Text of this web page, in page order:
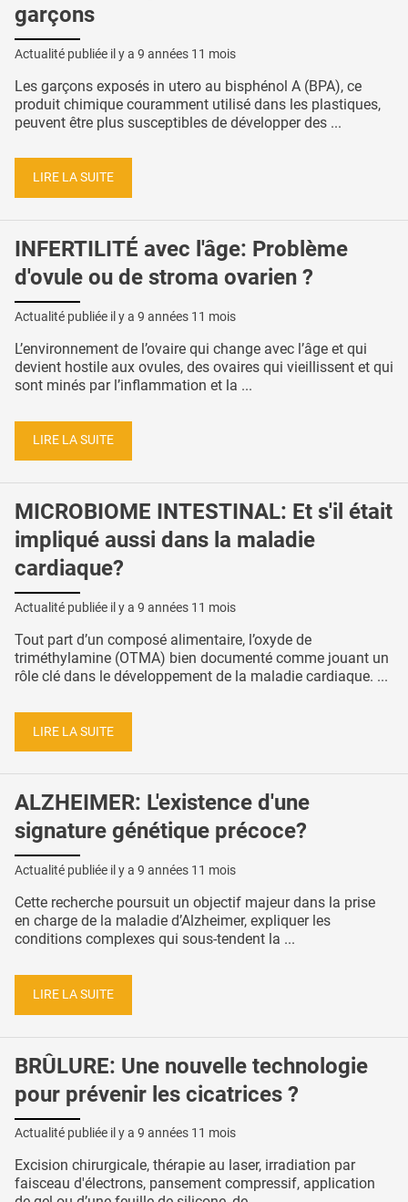
garçons
Actualité publiée il y a 9 années 11 mois
Les garçons exposés in utero au bisphénol A (BPA), ce
produit chimique couramment utilisé dans les plastiques,
peuvent être plus susceptibles de développer des ...
LIRE LA SUITE
INFERTILITÉ avec l'âge: Problème
d'ovule ou de stroma ovarien ?
Actualité publiée il y a 9 années 11 mois
L’environnement de l’ovaire qui change avec l’âge et qui
devient hostile aux ovules, des ovaires qui vieillissent et qui
sont minés par l’inflammation et la ...
LIRE LA SUITE
MICROBIOME INTESTINAL: Et s'il était
impliqué aussi dans la maladie
cardiaque?
Actualité publiée il y a 9 années 11 mois
Tout part d’un composé alimentaire, l’oxyde de
triméthylamine (OTMA) bien documenté comme jouant un
rôle clé dans le développement de la maladie cardiaque. ...
LIRE LA SUITE
ALZHEIMER: L'existence d'une
signature génétique précoce?
Actualité publiée il y a 9 années 11 mois
Cette recherche poursuit un objectif majeur dans la prise
en charge de la maladie d’Alzheimer, expliquer les
conditions complexes qui sous-tendent la ...
LIRE LA SUITE
BRÛLURE: Une nouvelle technologie
pour prévenir les cicatrices ?
Actualité publiée il y a 9 années 11 mois
Excision chirurgicale, thérapie au laser, irradiation par
faisceau d'électrons, pansement compressif, application